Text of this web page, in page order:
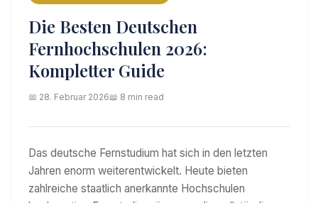
Die Besten Deutschen
Fernhochschulen 2026:
Kompletter Guide
📅 28. Februar 2026📖 8 min read
Das deutsche Fernstudium hat sich in den letzten
Jahren enorm weiterentwickelt. Heute bieten
zahlreiche staatlich anerkannte Hochschulen